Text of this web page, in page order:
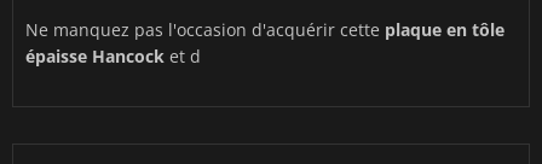
Ne manquez pas l'occasion d'acquérir cette plaque en tôle
épaisse Hancock et d